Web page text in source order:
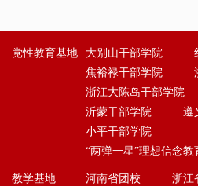
党性教育基地 大别山干部学院
焦裕禄干部学院
浙江大陈岛干部学院
沂蒙干部学院
遵
小平干部学院
“两弹一星”理想信念教
教学基地 河南省团校 浙江